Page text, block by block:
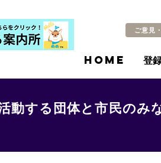
ご意見
HOME 登
動する団体と市民のみ